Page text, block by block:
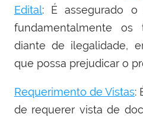
Edital: É assegurado
fundamentalmente os
diante de ilegalidade,
que possa prejudicar o
Requerimento de Vistas:
de requerer vista de